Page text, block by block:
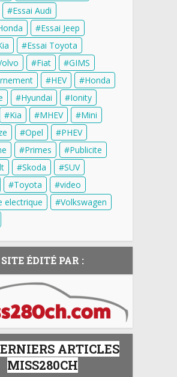
Essai Audi
Essai Jeep
Essai Toyota
Fiat
GIMS
HEV
Honda
Hyundai
Ionity
Kia MHEV
Mini
Opel
PHEV
Primes
Publicite
Skoda
SUV
Toyota
video
electrique
Volkswagen
SITE ÉDITÉ PAR :
ARTICLES
MISS280CH